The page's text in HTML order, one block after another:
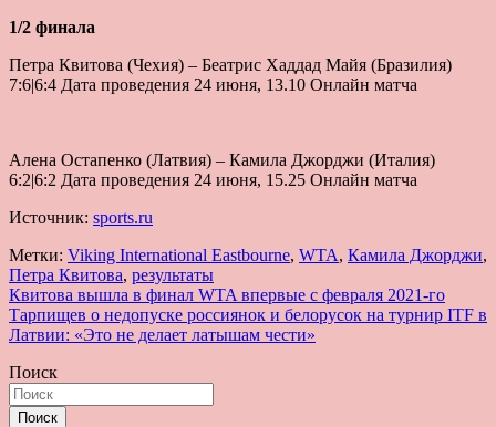
1/2 финала
Петра Квитова (Чехия) – Беатрис Хаддад Майя (Бразилия)
7:6|6:4 Дата проведения 24 июня, 13.10 Онлайн матча
Алена Остапенко (Латвия) – Камила Джорджи (Италия)
6:2|6:2 Дата проведения 24 июня, 15.25 Онлайн матча
Источник: sports.ru
Метки: Viking International Eastbourne, WTA, Камила Джорджи,
Петра Квитова, результаты
Навигация
по
Квитова вышла в финал WTA впервые с февраля 2021-го
Тарпищев о недопуске россиянок и белорусок на турнир ITF в
Латвии: «Это не делает латышам чести»
Поиск
Поиск